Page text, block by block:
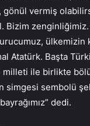
vermiş
Bizim
ülkemizin
Atatürk. Başta
ile birlikte
simgesi sembolü
dedi.